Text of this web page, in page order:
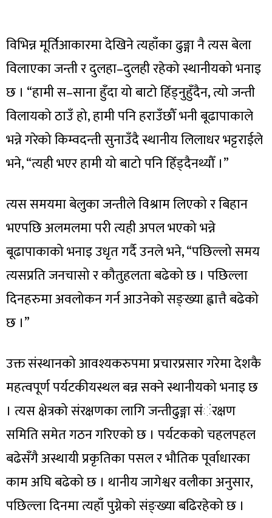
विभिन्न मूर्तिआकारमा देखिने त्यहाँका ढुङ्गा नै त्यस बेला
विलाएका जन्ती र दुलहा–दुलही रहेको स्थानीयको भनाइ
छ । “हामी स–साना हुँदा यो बाटो हिँड्नुहुँदैन, त्यो जन्ती
विलायको ठाउँ हो, हामी पनि हराउँछौँ भनी बूढापाकाले
भन्ने गरेको किम्वदन्ती सुनाउँदै स्थानीय लिलाधर भट्टराईले
भने, “त्यही भएर हामी यो बाटो पनि हिँड्दैनथ्यौँ ।”
त्यस समयमा बेलुका जन्तीले विश्राम लिएको र बिहान
भएपछि अलमलमा परी त्यही अपल भएको भन्ने
बूढापाकाको भनाइ उधृत गर्दै उनले भने, “पछिल्लो समय
त्यसप्रति जनचासो र कौतुहलता बढेको छ । पछिल्ला
दिनहरुमा अवलोकन गर्न आउनेको सङ्ख्या ह्वात्तै बढेको
छ ।”
उक्त संस्थानको आवश्यकरुपमा प्रचारप्रसार गरेमा देशकै
महत्वपूर्ण पर्यटकीयस्थल बन्न सक्ने स्थानीयको भनाइ छ
। त्यस क्षेत्रको संरक्षणका लागि जन्तीढुङ्गा संंंरक्षण
समिति समेत गठन गरिएको छ । पर्यटकको चहलपहल
बढेसँगै अस्थायी प्रकृतिका पसल र भौतिक पूर्वाधारका
काम अघि बढेको छ । थानीय जागेश्वर वलीका अनुसार,
पछिल्ला दिनमा त्यहाँ पुग्नेको संङ्ख्या बढिरहेको छ ।